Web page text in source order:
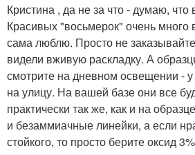
Кристина , да не за что - думаю, что
Красивых "восьмерок" очень много
сама люблю. Просто не
видели вживую раскладку. А
смотрите на дневном освещении -
на улицу. На вашей базе они все
практически так же, как и на
и безаммиачные линейки, а если
стойкого, то просто берите оксид